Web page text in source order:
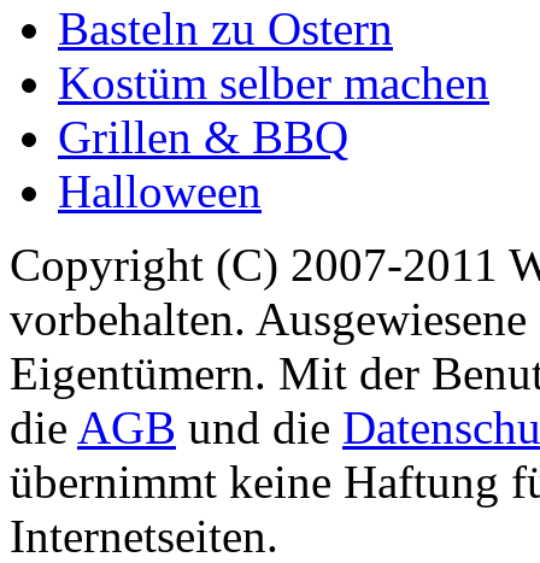
Basteln zu Ostern
Kostüm selber machen
Grillen & BBQ
Halloween
Copyright (C) 2007-2011
vorbehalten.
Eigentümern. Mit der
die AGB und die
übernimmt keine Haftung
Internetseiten.